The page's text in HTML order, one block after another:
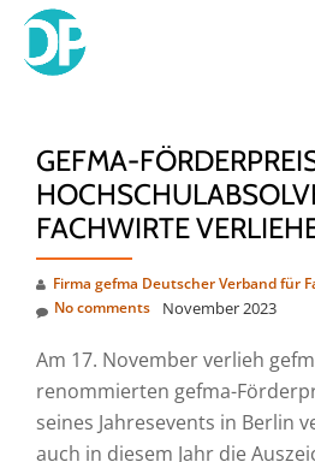
Skip
GEFMA-
FACHWIRTE
Firma gefma Deutscher Verband für
November 2023
No comments
Am 17. November verlieh
renommierten gefma-
seines Jahresevents in Berlin
auch in diesem Jahr die